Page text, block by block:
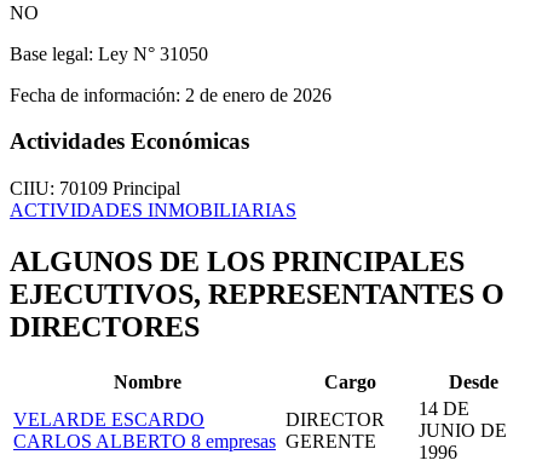
NO
Base legal: Ley N° 31050
Fecha de información: 2 de enero de 2026
Actividades Económicas
CIIU: 70109 Principal
ACTIVIDADES INMOBILIARIAS
ALGUNOS DE LOS PRINCIPALES
EJECUTIVOS, REPRESENTANTES O
DIRECTORES
Nombre Cargo
Desde
VELARDE ESCARDO
CARLOS ALBERTO 8 empresas
DIRECTOR
GERENTE
14 DE
JUNIO DE
1996